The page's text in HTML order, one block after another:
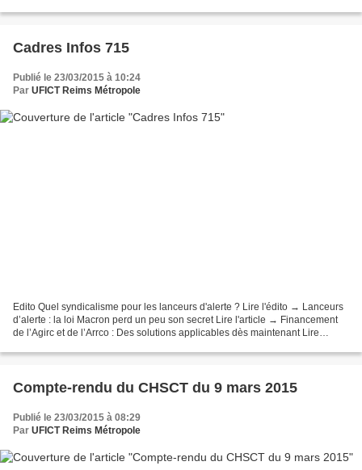
Cadres Infos 715
Publié le 23/03/2015 à 10:24
Par UFICT Reims Métropole
Edito Quel syndicalisme pour les lanceurs d'alerte ? Lire l'édito → Lanceurs
d’alerte : la loi Macron perd un peu son secret Lire l'article → Financement
de l’Agirc et de l’Arrco : Des solutions applicables dès maintenant Lire
Compte-rendu du CHSCT du 9 mars 2015
Publié le 23/03/2015 à 08:29
Par UFICT Reims Métropole